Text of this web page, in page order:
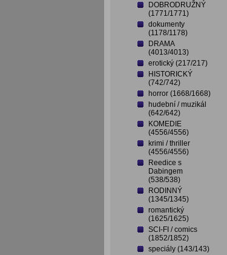
DOBRODRUŽNÝ
(1771/1771)
dokumenty
(1178/1178)
DRAMA
(4013/4013)
erotický (217/217)
HISTORICKÝ
(742/742)
horror (1668/1668)
hudební / muzikál
(642/642)
KOMEDIE
(4556/4556)
krimi / thriller
(4556/4556)
Reedice s
Dabingem
(538/538)
RODINNÝ
(1345/1345)
romantický
(1625/1625)
SCI-FI / comics
(1852/1852)
speciály (143/143)